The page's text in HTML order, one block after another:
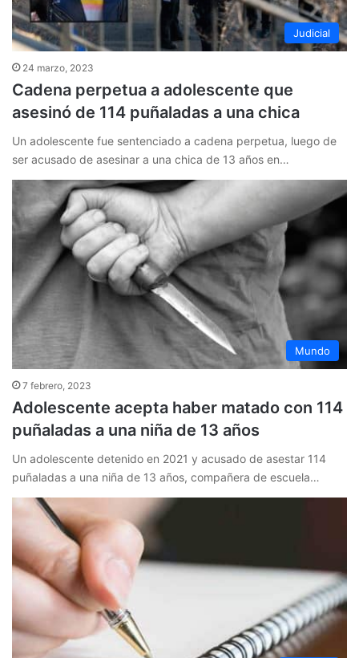
Judicial
24 marzo, 2023
Cadena perpetua a adolescente que
asesinó de 114 puñaladas a una chica
Un adolescente fue sentenciado a cadena perpetua, luego de
ser acusado de asesinar a una chica de 13 años en…
Mundo
7 febrero, 2023
Adolescente acepta haber matado con 114
puñaladas a una niña de 13 años
Un adolescente detenido en 2021 y acusado de asestar 114
puñaladas a una niña de 13 años, compañera de escuela…